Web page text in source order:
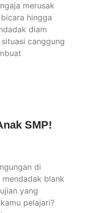
merusak
hingga
diam
canggung
SMP!
di
mendadak blank
yang
pelajari?